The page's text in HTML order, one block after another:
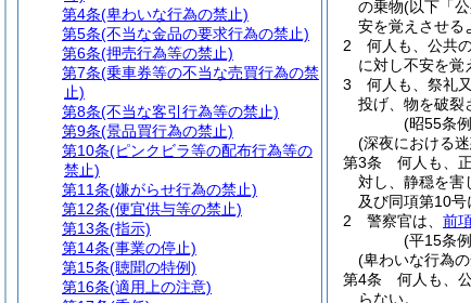
の乗物(以下「
安を覚えさせる
2
何人も、公共
に対し不安を覚
3
何人も、祭礼
投げ、物を破裂
(昭55条
(深夜における
第3条
何人も、
対し、静穏を害
及び同項第10
2
警察官は、 前
(平15条
(卑わいな行為
第4条
何人も、
らない。
第4条(卑わいな行為の禁止)
第5条(不当な金品の要求行為の禁止)
第6条(押売行為等の禁止)
第7条(乗車券等の不当な売買行為の禁
止)
第8条(不当な客引行為等の禁止)
第9条(景品買行為の禁止)
第10条(ピンクビラ等の配布行為等の
禁止)
第11条(嫌がらせ行為の禁止)
第12条(便宜供与等の禁止)
第13条(指示)
第14条(事業の停止)
第15条(聴聞の特例)
第16条(適用上の注意)